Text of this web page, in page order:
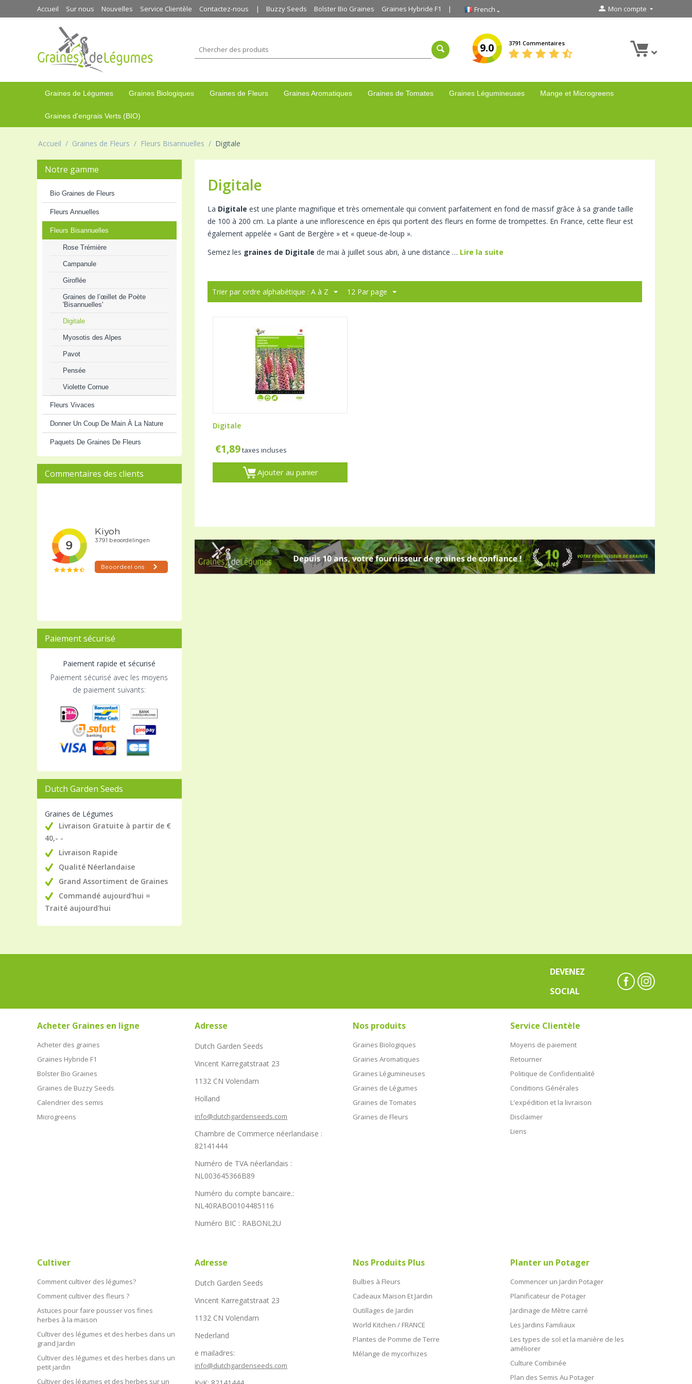
Accueil Sur nous Nouvelles Service Clientèle Contactez-nous Buzzy Seeds Bolster Bio Graines Graines Hybride F1 French Mon compte
9.0 3791 Commentaires
Graines de Légumes Graines Biologiques Graines de Fleurs Graines Aromatiques Graines de Tomates Graines Légumineuses Mange et Microgreens
Graines d'engrais Verts (BIO)
Accueil / Graines de Fleurs / Fleurs Bisannuelles / Digitale
Notre gamme
Bio Graines de Fleurs
Fleurs Annuelles
Fleurs Bisannuelles
Rose Trémière
Campanule
Giroflée
Graines de l’œillet de Poète
'Bisannuelles'
Digitale
Myosotis des Alpes
Pavot
Pensée
Violette Cornue
Fleurs Vivaces
Donner Un Coup De Main À La Nature
Paquets De Graines De Fleurs
Commentaires des clients
Paiement sécurisé
Paiement rapide et sécurisé
Paiement sécurisé avec les moyens
de paiement suivants:
Dutch Garden Seeds
Graines de Légumes
Livraison Gratuite à partir de €
40,- -
Livraison Rapide
Qualité Néerlandaise
Grand Assortiment de Graines
Commandé aujourd'hui =
Traité aujourd'hui
Digitale
La Digitale est une plante magnifique et très ornementale qui convient parfaitement en fond de massif grâce à sa grande taille
de 100 à 200 cm. La plante a une inflorescence en épis qui portent des fleurs en forme de trompettes. En France, cette fleur est
également appelée « Gant de Bergère » et « queue-de-loup ».
Semez les graines de Digitale de mai à juillet sous abri, à une distance … Lire la suite
Trier par ordre alphabétique : A à Z 12 Par page
Digitale
€1,89taxes incluses
Ajouter au panier
DEVENEZ
SOCIAL
Acheter Graines en ligne
Acheter des graines
Graines Hybride F1
Bolster Bio Graines
Graines de Buzzy Seeds
Calendrier des semis
Microgreens
Adresse
Dutch Garden Seeds
Vincent Karregatstraat 23
1132 CN Volendam
Holland
info@dutchgardenseeds.com
Chambre de Commerce néerlandaise :
82141444
Numéro de TVA néerlandais :
NL003645366B89
Numéro du compte bancaire.:
NL40RABO0104485116
Numéro BIC : RABONL2U
Nos produits
Graines Biologiques
Graines Aromatiques
Graines Légumineuses
Graines de Légumes
Graines de Tomates
Graines de Fleurs
Service Clientèle
Moyens de paiement
Retourner
Politique de Confidentialité
Conditions Générales
L'expédition et la livraison
Disclaimer
Liens
Cultiver
Comment cultiver des légumes?
Comment cultiver des fleurs ?
Astuces pour faire pousser vos fines
herbes à la maison
Cultiver des légumes et des herbes dans un
grand Jardin
Cultiver des légumes et des herbes dans un
petit jardin
Cultiver des légumes et des herbes sur un
Adresse
Dutch Garden Seeds
Vincent Karregatstraat 23
1132 CN Volendam
Nederland
e mailadres:
info@dutchgardenseeds.com
Nos Produits Plus
Bulbes à Fleurs
Cadeaux Maison Et Jardin
Outillages de Jardin
World Kitchen / FRANCE
Plantes de Pomme de Terre
Mélange de mycorhizes
Planter un Potager
Commencer un Jardin Potager
Planificateur de Potager
Jardinage de Mètre carré
Les Jardins Familiaux
Les types de sol et la manière de les
améliorer
Culture Combinée
Plan des Semis Au Potager